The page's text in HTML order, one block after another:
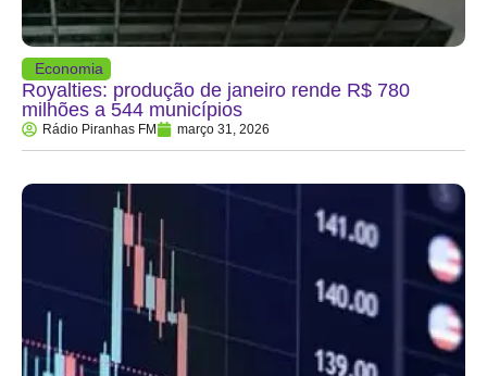
Economia
Royalties: produção de janeiro rende R$ 780
milhões a 544 municípios
Rádio Piranhas FM março 31, 2026